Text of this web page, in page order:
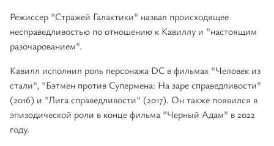
Режиссер "Стражей Галактики" назвал происходящее
несправедливостью по отношению к Кавиллу и "настоящим
разочарованием".
Кавилл исполнил роль персонажа DC в фильмах "Человек из
стали", "Бэтмен против Супермена: На заре справедливости"
(2016) и "Лига справедливости" (2017). Он также появился в
эпизодической роли в конце фильма "Черный Адам" в 2022
году.